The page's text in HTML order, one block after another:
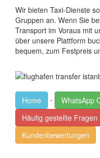
Wir bieten Taxi-Dienste
Gruppen an. Wenn Sie
Transport im Voraus mit
über unsere Plattform
bequem, zum Festpreis
Home - WhatsApp
Häufig gestellte Fragen
Kundenbewertungen